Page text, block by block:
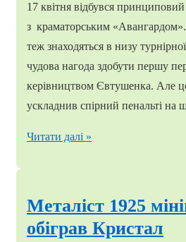
17 квітня відбувся
з краматорським «Авангардом».
теж знаходяться в низу
чудова нагода здобути першу
керівництвом Євтушенка. Але
ускладнив спірний пенальті на
Кристал
домашній
зустрічі
Читати далі »
Металіст 1925
обіграв Кристал